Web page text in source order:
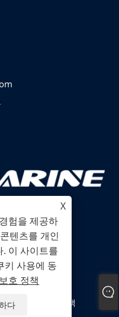
판권 소유.
개인 정보 보호 정책
X
험을 제공하
텐츠를 개인
이 사이트를
키 사용에 동
호 정책
다